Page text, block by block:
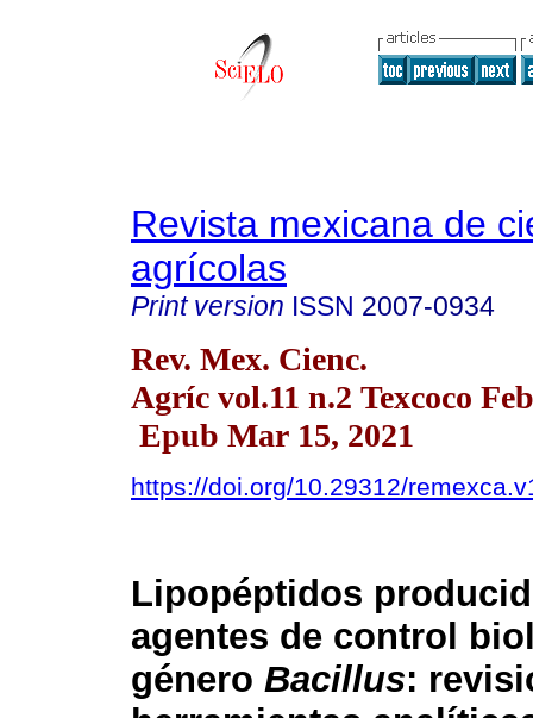
Revista mexicana de
agrícolas
Print version ISSN 2007-0934
Rev. Mex. Cienc.
Agríc vol.11 n.2 Texcoco
Epub Mar 15, 2021
https://doi.org/10.29312/
Lipopéptidos
agentes de control
género Bacillus: